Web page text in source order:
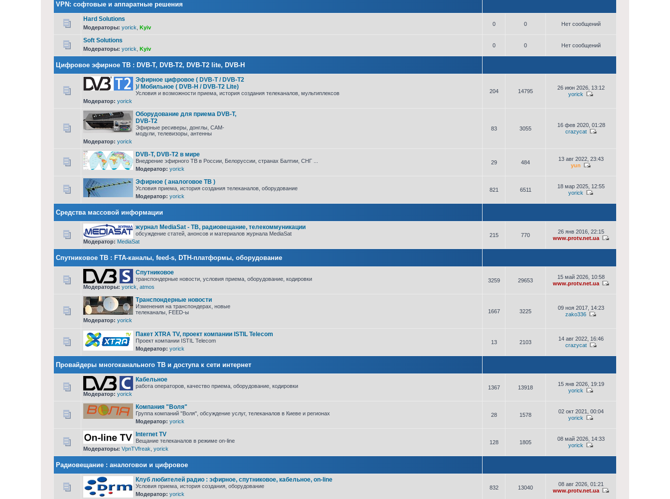
VPN: софтовые и аппаратные решения
Hard Solutions
Модераторы: yorick Kyiv
0 0 Нет сообщений
Soft Solutions
Модераторы: yorick Kyiv
0 0 Нет сообщений
Цифровое эфирное ТВ : DVB-T, DVB-T2, DVB-T2 lite, DVB-H
Эфирное цифровое ( DVB-T / DVB-T2
)/ Мобильное ( DVB-H / DVB-T2 Lite)
Условия и возможности приема, история создания телеканалов, мультиплексов
Модератор: yorick
204 14795
26 июн 2026, 13:12
yorick
Оборудование для приема DVB-T,
DVB-T2
Эфирные ресиверы, донглы, CAM-
модули, телевизоры, антенны
Модератор: yorick
83 3055
16 фев 2020, 01:28
crazycat
DVB-T, DVB-T2 в мире
Внедрение эфирного ТВ в России, Белоруссии, странах Балтии, СНГ ...
Модератор: yorick
29 484
13 авг 2022, 23:43
yun
Эфирное ( аналоговое ТВ )
Условия приема, история создания телеканалов, оборудование
Модератор: yorick
821 6511
18 мар 2025, 12:55
yorick
Средства массовой информации
журнал MediaSat - ТВ, радиовещание, телекоммуникации
обсуждение статей, анонсов и материалов журнала MediaSat
Модератор: MediaSat
215 770
26 янв 2016, 22:15
www.protv.net.ua
Cпутниковое ТВ : FTA-каналы, feed-s, DTH-платформы, оборудование
Спутниковое
транспондерные новости, условия приема, оборудование, кодировки
Модераторы: yorick atmos
3259 29653
15 май 2026, 10:58
www.protv.net.ua
Транспондерные новости
Изменения на транспондерах, новые
телеканалы, FEED-ы
Модератор: yorick
1667 3225
09 ноя 2017, 14:23
zako336
Пакет XTRA TV, проект компании ISTIL Telecom
Проект компании ISTIL Telecom
Модератор: yorick
13 2103
14 авг 2022, 16:46
crazycat
Провайдеры многоканального ТВ и доступа к сети интернет
Кабельное
работа операторов, качество приема, оборудование, кодировки
Модератор: yorick
1367 13918
15 янв 2026, 19:19
yorick
Компания "Воля"
Группа компаний "Воля", обсуждение услуг, телеканалов в Киеве и регионах
Модератор: yorick
28 1578
02 окт 2021, 00:04
yorick
Internet TV
Вещание телеканалов в режиме on-line
Модераторы: VpnTVfreak yorick
128 1805
08 май 2026, 14:33
yorick
Радиовещание : аналоговои и цифровое
Клуб любителей радио : эфирное, спутниковое, кабельное, on-line
Условия приема, история создания, оборудование
Модератор: yorick
832 13040
08 авг 2026, 01:21
www.protv.net.ua